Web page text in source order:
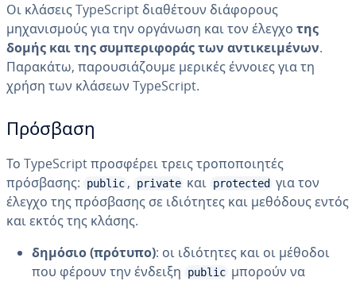
Οι κλάσεις TypeScript διαθέτουν διάφορους
μηχανισμούς για την οργάνωση και τον έλεγχο της
δομής και της συμπεριφοράς των αντικειμένων.
Παρακάτω, παρουσιάζουμε μερικές έννοιες για τη
χρήση των κλάσεων TypeScript.
Πρόσβαση
Το TypeScript προσφέρει τρεις τροποποιητές
πρόσβασης:
public , private και protected για τον
έλεγχο της πρόσβασης σε ιδιότητες και μεθόδους εντός
και εκτός της κλάσης.
δημόσιο (πρότυπο): οι ιδιότητες και οι μέθοδοι
που φέρουν την ένδειξη
public μπορούν να